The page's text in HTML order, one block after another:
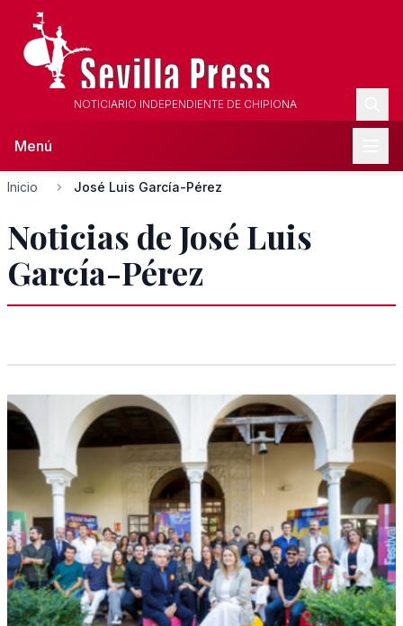
NOTICIARIO INDEPENDIENTE DE CHIPIONA
Menú
Inicio José Luis García-Pérez
Noticias de José Luis
García-Pérez